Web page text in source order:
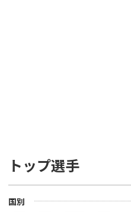
トップ選手
国別